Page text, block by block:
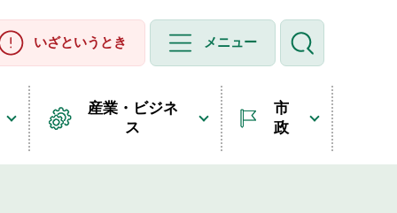
いざというとき メニュー
産業・ビジネ
ス
市
政